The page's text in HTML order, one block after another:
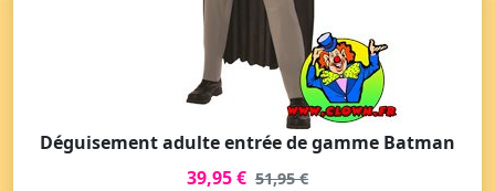
Déguisement adulte entrée de gamme Batman
39,95 € 51,95 €